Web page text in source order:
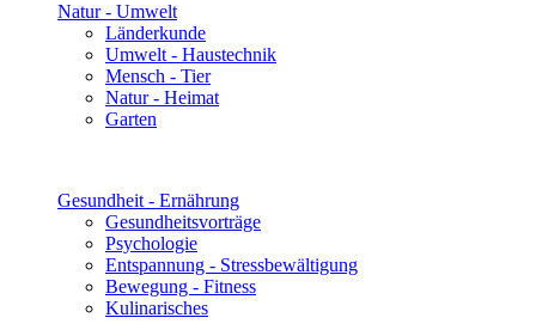
Natur - Umwelt
Länderkunde
Umwelt - Haustechnik
Mensch - Tier
Natur - Heimat
Garten
Gesundheit - Ernährung
Gesundheitsvorträge
Psychologie
Entspannung - Stressbewältigung
Bewegung - Fitness
Kulinarisches